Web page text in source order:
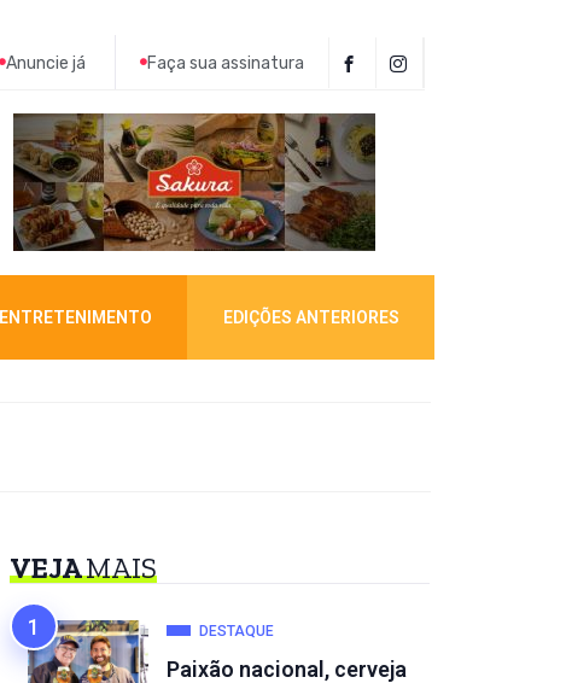
Anuncie já Faça sua assinatura
ENTRETENIMENTO EDIÇÕES ANTERIORES
VEJAMAIS
DESTAQUE
Paixão nacional, cerveja